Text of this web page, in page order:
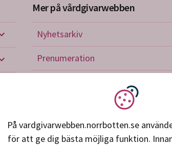
Vårdriktlinjer
Service och support
Mer på vårdgivarwebben
Nyhetsarkiv
Prenumeration
Vi
På vardgivarwebben.norrbotten.se
för att ge dig bästa möjliga funktion.